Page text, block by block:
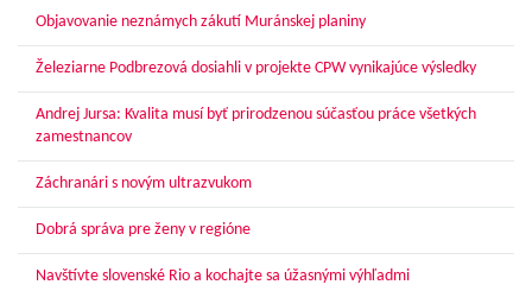
Objavovanie neznámych zákutí Muránskej planiny
Železiarne Podbrezová dosiahli v projekte CPW vynikajúce výsledky
Andrej Jursa: Kvalita musí byť prirodzenou súčasťou práce všetkých
zamestnancov
Záchranári s novým ultrazvukom
Dobrá správa pre ženy v regióne
Navštívte slovenské Rio a kochajte sa úžasnými výhľadmi